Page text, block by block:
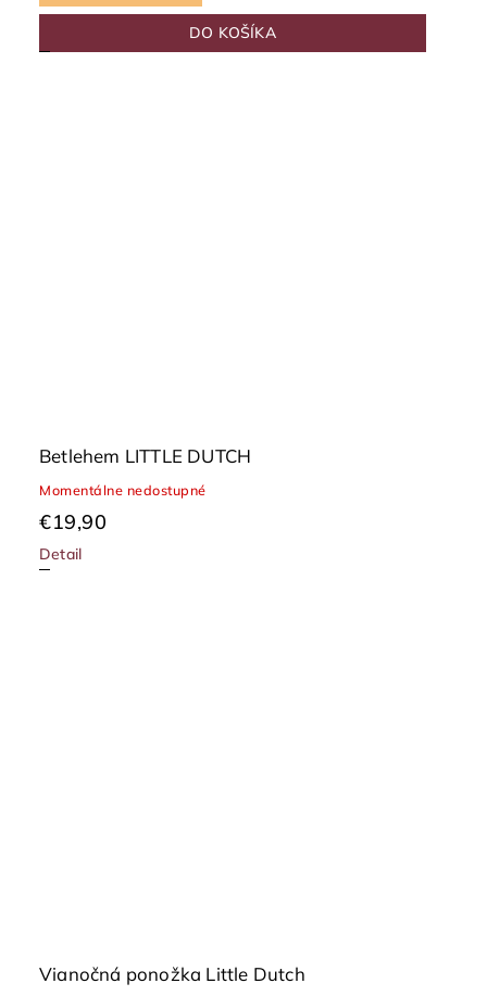
DO KOŠÍKA
Betlehem LITTLE DUTCH
Momentálne nedostupné
€19,90
Detail
Vianočná ponožka Little Dutch